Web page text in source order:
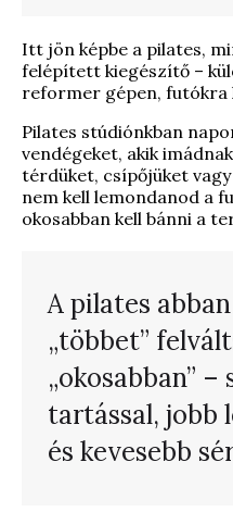
Itt jön képbe a pilates,
felépített kiegészítő –
reformer gépen, futókra
Pilates stúdiónkban
vendégeket, akik
térdüket, csípőjüket
nem kell lemondanod a
okosabban kell bánni a
A pilates
„többet”
„okosabban”
tartással, jobb
és kevesebb